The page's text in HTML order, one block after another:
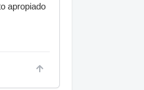
apropiado